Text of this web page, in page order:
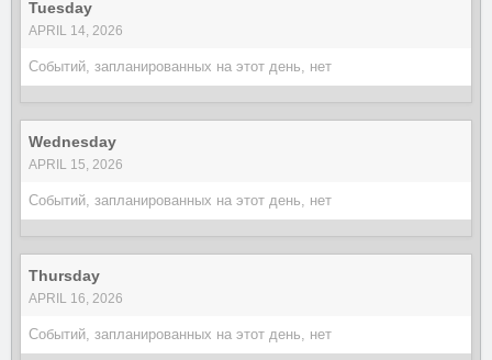
Tuesday
APRIL 14, 2026
Событий, запланированных на этот день, нет
Wednesday
APRIL 15, 2026
Событий, запланированных на этот день, нет
Thursday
APRIL 16, 2026
Событий, запланированных на этот день, нет